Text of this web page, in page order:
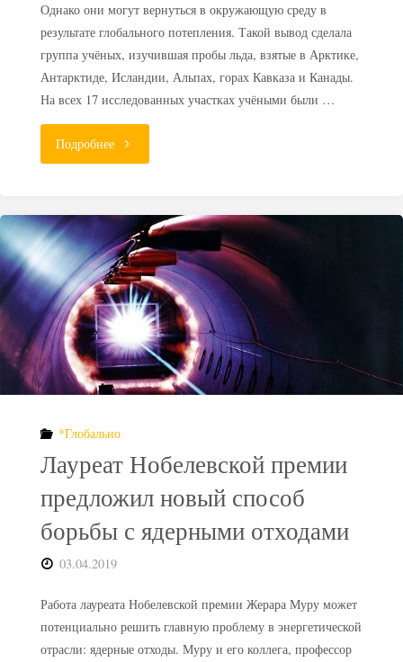
Однако они могут вернуться в окружающую среду в
результате глобального потепления. Такой вывод сделала
группа учёных, изучившая пробы льда, взятые в Арктике,
Антарктиде, Исландии, Альпах, горах Кавказа и Канады.
На всех 17 исследованных участках учёными были …
Подробнее"Глобальное
вернет
радиоактивные
снега
прошлого"
*Глобально
Лауреат Нобелевской премии
предложил новый способ
борьбы с ядерными отходами
03.04.2019
Работа лауреата Нобелевской премии Жерара Муру может
потенциально решить главную проблему в энергетической
отрасли: ядерные отходы. Муру и его коллега, профессор